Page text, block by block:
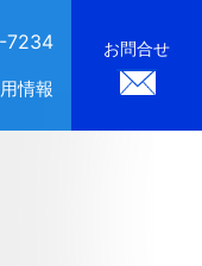
7234
情報
お問合せ